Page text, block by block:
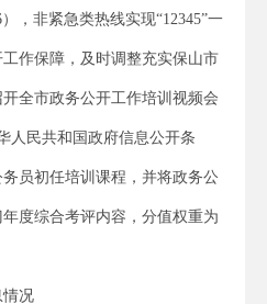
，非紧急类热线实现“12345”一
作保障，及时调整充实保山市
全市政务公开工作培训视频会
人民共和国政府信息公开条
员初任培训课程，并将政务公
度综合考评内容，分值权重为
情况